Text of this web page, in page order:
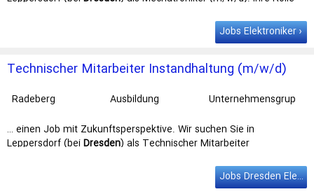
Elektroniker(m/w/d)
oder vergleichbar erfolgreich abgeschlossen. Berufseinsteiger sind
Jobs Elektroniker
Technischer Mitarbeiter Instandhaltung (m/w/d)
Radeberg Ausbildung
Unternehmensgrup
GmbH & Co. KGaA
… einen Job mit Zukunftsperspektive. Wir suchen Sie in
Leppersdorf (beiDresden) als Technischer Mitarbeiter
Elektroniker
(m/w/d) oder ein technisches Studium erfolgreich abgeschlossen,
Jobs Dresden Elektroniker